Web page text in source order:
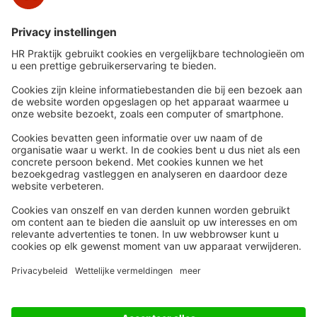
mensen informeren?
Snel naar
Nieuws
Whitepapers
Webinars
Word lid
Contact
Meer
HR Academy
HR Podcast
CHRO
HR Day
Volg Ons